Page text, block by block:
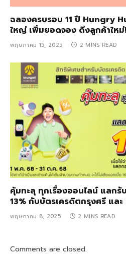
ฉลองครบรอบ 11 ปี Hungry
ใหญ่ เพิ่มยอดจอง ดึงลูกค้าใหม่!
พฤษภาคม 15, 2025 2 MINS READ
คุ้มทะลุ ทุกเรื่องออนไลน์ แลกรั
13% กับบัตรเครดิตกรุงศรี แล
พฤษภาคม 8, 2025 2 MINS READ
Comments are closed.